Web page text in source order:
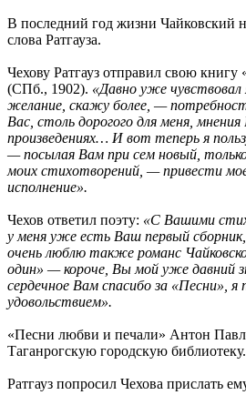
В последний год жизни Чайковский
слова Ратгауза.
Чехову Ратгауз отправил свою
(СПб., 1902). «Давно уже чувствовал
желание, скажу более, —
Вас, столь дорогого для меня,
произведениях… И вот теперь я
— посылая Вам при сем новый,
моих стихотворений, — привести
исполнение».
Чехов ответил поэту: «С Вашими
у меня уже есть Ваш первый
очень люблю также романс
один» — короче, Вы мой уже давний
сердечное Вам спасибо за «Песни», я
удовольствием».
«Песни любви и печали» Антон
Таганрогскую городскую библиотеку.
Ратгауз попросил Чехова прислать